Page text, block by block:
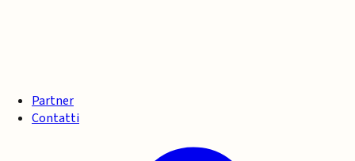
Partner
Contatti